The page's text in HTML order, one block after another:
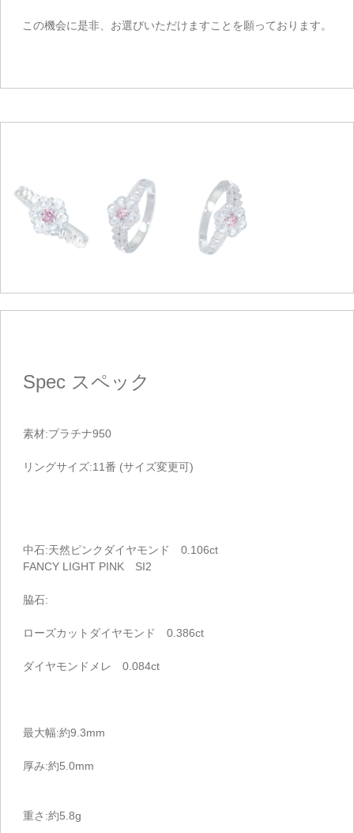
この機会に是非、お選びいただけますことを願っております。
Spec スペック
素材:プラチナ950
リングサイズ:11番 (サイズ変更可)
中石:天然ピンクダイヤモンド 0.106ct
FANCY LIGHT PINK SI2
脇石:
ローズカットダイヤモンド 0.386ct
ダイヤモンドメレ 0.084ct
最大幅:約9.3mm
厚み:約5.0mm
重さ:約5.8g